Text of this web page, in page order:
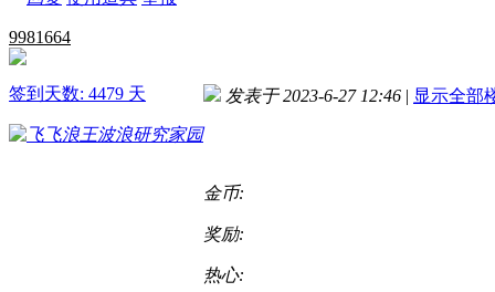
9981664
签到天数: 4479 天 发表于 2023-6-27 12:46 | 显示全部
金币:
奖励:
热心: